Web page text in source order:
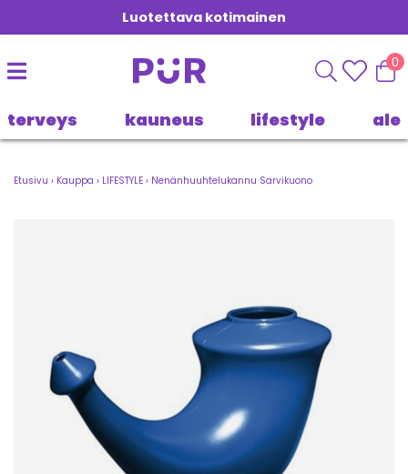
Luotettava kotimainen
0
terveys kauneus lifestyle ale
Etusivu › Kauppa › LIFESTYLE › Nenänhuuhtelukannu Sarvikuono